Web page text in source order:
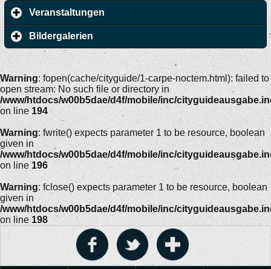
Veranstaltungen
Bildergalerien
Warning: fopen(cache/cityguide/1-carpe-noctem.html): failed to
open stream: No such file or directory in
/www/htdocs/w00b5dae/d4f/mobile/inc/
on line 194
Warning: fwrite() expects parameter 1 to be resource, boolean
given in
/www/htdocs/w00b5dae/d4f/mobile/inc/
on line 196
Warning: fclose() expects parameter 1 to be resource, boolean
given in
/www/htdocs/w00b5dae/d4f/mobile/inc/
on line 198